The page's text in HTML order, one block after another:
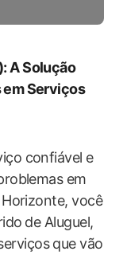
‍A Solução
em Serviços⁤
confiável e
em
você​
de Aluguel,​
que vão